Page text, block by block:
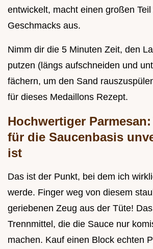
entwickelt, macht einen großen Teil
Geschmacks aus.
Nimm dir die 5 Minuten Zeit, den
putzen (längs aufschneiden und
fächern, um den Sand
für dieses Medaillons Rezept.
Hochwertiger
für die Saucenbasis
ist
Das ist der Punkt, bei dem ich
werde. Finger weg von diesem
geriebenen Zeug aus der Tüte!
Trennmittel, die die Sauce nur
machen. Kauf einen Block echten